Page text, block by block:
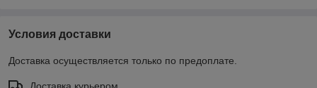
Условия доставки
Доставка осуществляется только по предоплате.
Доставка курьером